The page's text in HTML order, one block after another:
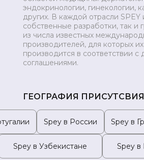
МОНГОЛИЯ
эндокринологии, гинекологии,
других. В каждой отрасли SPEY
собственные разработки, так и
из числа известных
производителей, для которых
производится в соответствии с
соглашениями.
ГЕОГРАФИЯ ПРИСУТСВИЯ
Spey в России Spey в
Spey в Узбекистане Spey в